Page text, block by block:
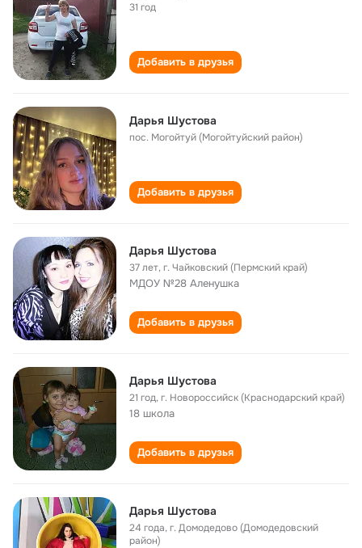
31 год
Добавить в друзья
Дарья Шустова
пос. Могойтуй (Могойтуйский район)
Добавить в друзья
Дарья Шустова
37 лет,г. Чайковский (Пермский край)
МДОУ №28 Аленушка
Добавить в друзья
Дарья Шустова
21 год,г. Новороссийск (Краснодарский край)
18 школа
Добавить в друзья
Дарья Шустова
24 года,г. Домодедово (Домодедовский
район)